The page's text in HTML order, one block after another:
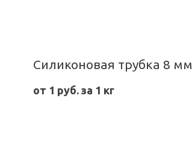
Силиконовая трубка 8 мм
от 1 руб. за 1 кг